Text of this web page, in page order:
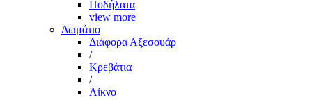
Ποδήλατα
view more
Δωμάτιο
Διάφορα Αξεσουάρ
/
Κρεβάτια
/
Λίκνο